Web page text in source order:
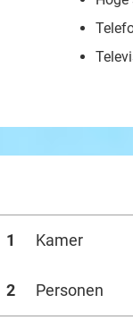
1 Kamer
2 Personen